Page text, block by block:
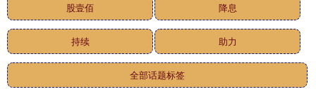
股壹佰 降息
持续 助力
全部话题标签